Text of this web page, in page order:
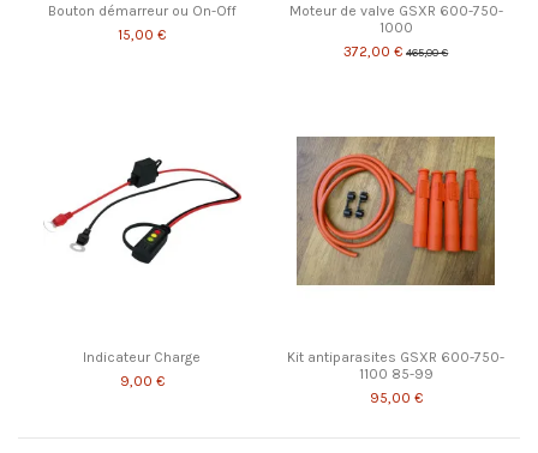
Bouton démarreur ou On-Off
15,00 €
Moteur de valve GSXR 600-750-
1000
372,00 €465,00 €
Indicateur Charge
9,00 €
Kit antiparasites GSXR 600-750-
1100 85-99
95,00 €